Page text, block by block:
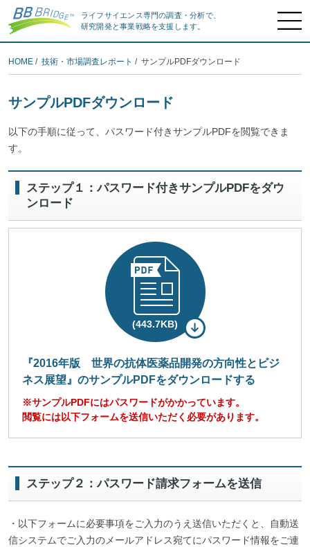
ライフサイエンス専門の調査・分析で、
研究開発と事業戦略を支援します。
HOME / 技術・市場調査レポート / サンプルPDFダウンロード
サンプルPDFダウンロード
以下の手順に従って、パスワード付きサンプルPDFを閲覧できま
す。
ステップ１：パスワード付きサンプルPDFをダウ
ンロード
(443.7KB)
『2016年版 世界の抗体医薬品開発の方向性とビジ
ネス展望 』のサンプルPDFをダウンロードする
※サンプルPDFにはパスワードがかかっています。
閲覧には以下フォームを送信いただく必要があります。
ステップ２：パスワード請求フォームを送信
・以下フォームに必要事項をご入力のうえ送信いただくと、自動送
信システムでご入力のメールアドレス宛てにパスワード情報をご連